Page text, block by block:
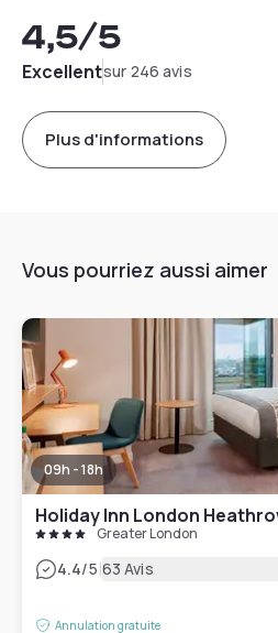
4,5/5
Excellentsur 246 avis
Plus d'informations
Vous pourriez aussi aimer
09h - 18h
Greater London
4.4/5|63 Avis
Annulation gratuite